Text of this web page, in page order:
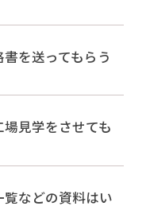
を送ってもらう
見学をさせても
などの資料はい